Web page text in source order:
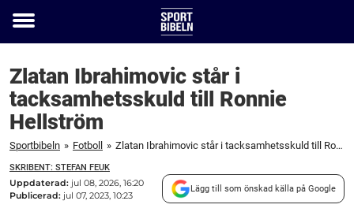
Toggle
Zlatan Ibrahimovic står i
tacksamhetsskuld till Ronnie
Hellström
Sportbibeln » Fotboll » Zlatan Ibrahimovic står i tacksamhetsskuld till Ronnie Hellström
SKRIBENT: STEFAN FEUK
Uppdaterad: jul 08, 2026, 16:20
Publicerad: jul 07, 2023, 10:23
Lägg till som önskad källa på Google